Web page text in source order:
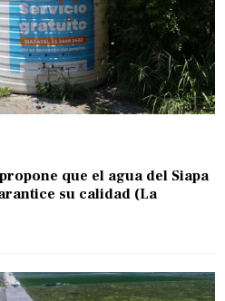
que el agua del Siapa
su calidad (La